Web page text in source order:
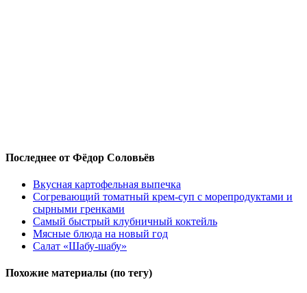
Последнее от Фёдор Соловьёв
Вкусная картофельная выпечка
Согревающий томатный крем-суп с морепродуктами и
сырными гренками
Самый быстрый клубничный коктейль
Мясные блюда на новый год
Салат «Шабу-шабу»
Похожие материалы (по тегу)